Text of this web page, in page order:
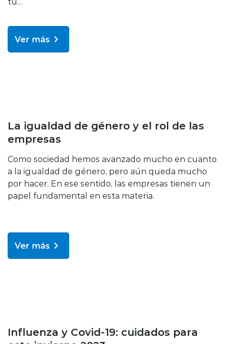
Ver más
La igualdad de género y el rol de las
empresas
Como sociedad hemos avanzado mucho en cuanto
a la igualdad de género, pero aún queda mucho
por hacer. En ese sentido, las empresas tienen un
papel fundamental en esta materia.
Ver más
Influenza y Covid-19: cuidados para